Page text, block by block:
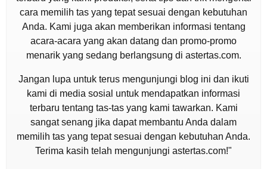
cara memilih tas yang tepat sesuai dengan kebutuhan
Anda. Kami juga akan memberikan informasi tentang
acara-acara yang akan datang dan promo-promo
menarik yang sedang berlangsung di astertas.com.
Jangan lupa untuk terus mengunjungi blog ini dan ikuti
kami di media sosial untuk mendapatkan informasi
terbaru tentang tas-tas yang kami tawarkan. Kami
sangat senang jika dapat membantu Anda dalam
memilih tas yang tepat sesuai dengan kebutuhan Anda.
Terima kasih telah mengunjungi astertas.com!"